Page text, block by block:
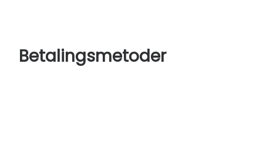
Betalingsmetoder